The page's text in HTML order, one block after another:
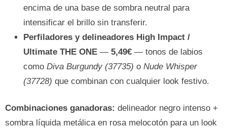
encima de una base de sombra neutral para
intensificar el brillo sin transferir.
Perfiladores y delineadores High Impact /
Ultimate THE ONE — 5,49€ — tonos de labios
como Diva Burgundy (37735) o Nude Whisper
(37728) que combinan con cualquier look festivo.
Combinaciones ganadoras: delineador negro intenso +
sombra líquida metálica en rosa melocotón para un look